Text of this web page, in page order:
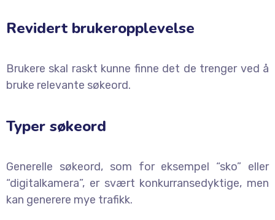
Revidert brukeropplevelse
Brukere skal raskt kunne finne det de trenger ved å
bruke relevante søkeord.
Typer søkeord
Generelle søkeord, som for eksempel “sko” eller
“digitalkamera”, er svært konkurransedyktige, men
kan generere mye trafikk.